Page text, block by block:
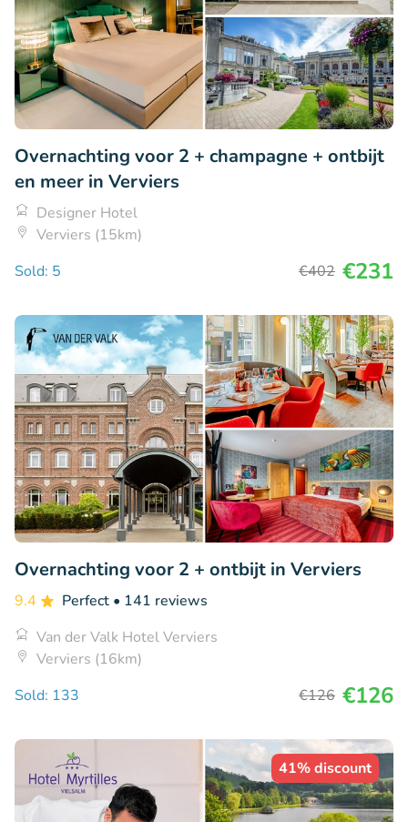
Overnachting voor 2 + champagne + ontbijt
en meer in Verviers
Designer Hotel
Verviers (15km)
Sold: 5
€402 €231
Overnachting voor 2 + ontbijt in Verviers
9.4 Perfect • 141 reviews
Van der Valk Hotel Verviers
Verviers (16km)
Sold: 133
€126 €126
41% discount